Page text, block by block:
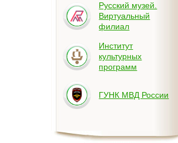
Русский музей.
Виртуальный
филиал
Институт
культурных
программ
ГУНК МВД России